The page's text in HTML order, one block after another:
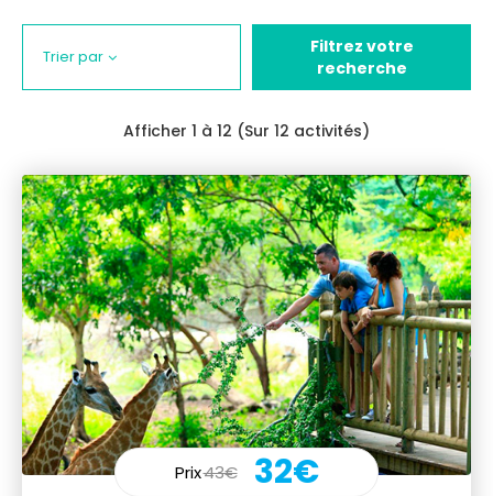
Trier par
Filtrez votre
recherche
Afficher 1 à 12 (Sur 12 activités)
Prix43€ 32€